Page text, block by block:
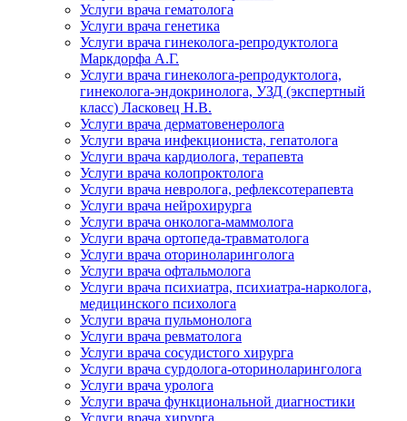
Услуги врача гематолога
Услуги врача генетика
Услуги врача гинеколога-репродуктолога
Маркдорфа А.Г.
Услуги врача гинеколога-репродуктолога,
гинеколога-эндокринолога, УЗД (экспертный
класс) Ласковец Н.В.
Услуги врача дерматовенеролога
Услуги врача инфекциониста, гепатолога
Услуги врача кардиолога, терапевта
Услуги врача колопроктолога
Услуги врача невролога, рефлексотерапевта
Услуги врача нейрохирурга
Услуги врача онколога-маммолога
Услуги врача ортопеда-травматолога
Услуги врача оториноларинголога
Услуги врача офтальмолога
Услуги врача психиатра, психиатра-нарколога,
медицинского психолога
Услуги врача пульмонолога
Услуги врача ревматолога
Услуги врача сосудистого хирурга
Услуги врача сурдолога-оториноларинголога
Услуги врача уролога
Услуги врача функциональной диагностики
Услуги врача хирурга